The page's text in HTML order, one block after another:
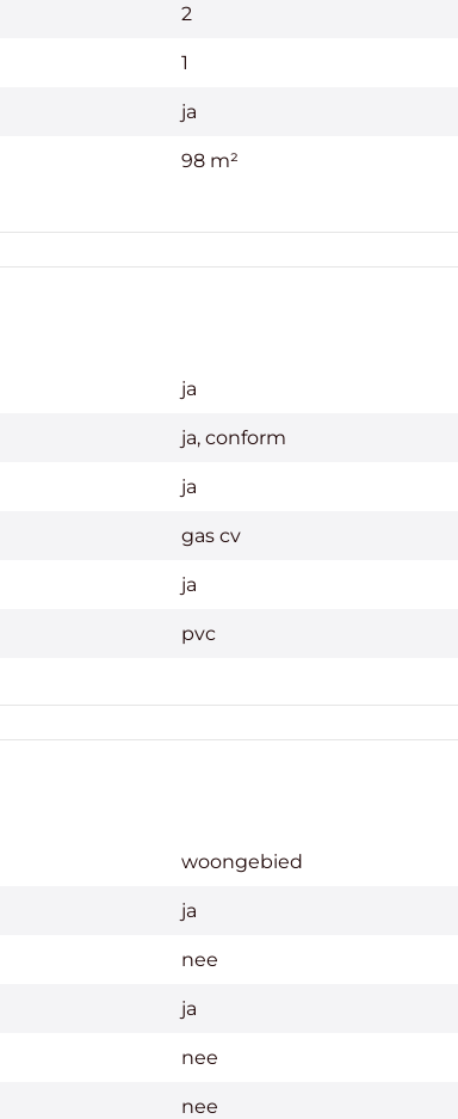
2
1
ja
98 m²
ja
ja, conform
ja
gas cv
ja
pvc
woongebied
ja
nee
ja
nee
nee